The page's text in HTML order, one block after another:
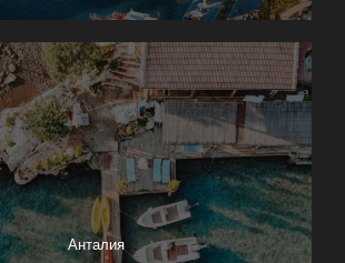
Анталия